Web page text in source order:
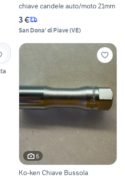
chiave candele auto/moto 21mm
3 €
San Dona' di Piave(VE)
6
Ko-ken Chiave Bussola